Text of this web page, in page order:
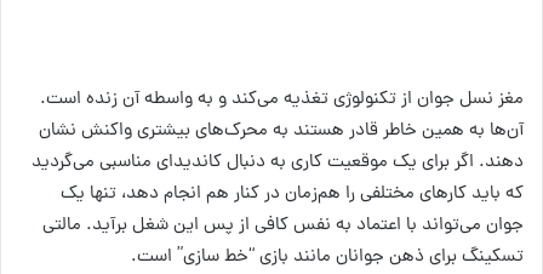
مغز نسل جوان از تکنولوژی تغذیه می‌کند و به واسطه آن زنده است.
آن‌ها به همین خاطر قادر هستند به محرک‌های بیشتری واکنش نشان
دهند. اگر برای یک موقعیت کاری به دنبال کاندیدای مناسبی می‌گردید
که باید کارهای مختلفی را هم‌زمان در کنار هم انجام دهد، تنها یک
جوان می‌تواند با اعتماد به نفس کافی از پس این شغل برآید. مالتی
تسکینگ برای ذهن جوانان مانند بازی “خط سازی” است.